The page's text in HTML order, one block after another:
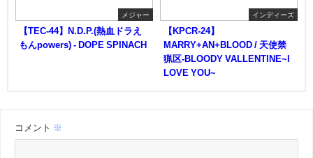
メジャー
【TEC-44】N.D.P.(熱血ドラえ
もんpowers) - DOPE SPINACH
インディーズ
【KPCR-24】
MARRY+AN+BLOOD / 天使禁
猟区-BLOODY VALLENTINE~I
LOVE YOU~
コメント ※